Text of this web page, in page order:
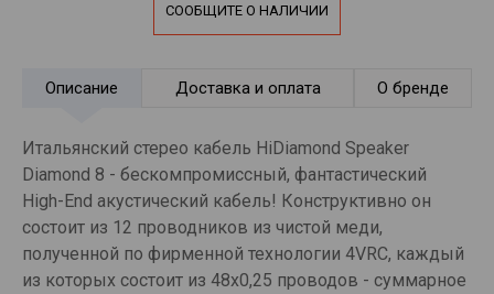
СООБЩИТЕ О НАЛИЧИИ
Описание Доставка и оплата О бренде
Итальянский стерео кабель HiDiamond Speaker
Diamond 8 - бескомпромиссный, фантастический
High-End акустический кабель! Конструктивно он
состоит из 12 проводников из чистой меди,
полученной по фирменной технологии 4VRC, каждый
из которых состоит из 48x0,25 проводов - суммарное